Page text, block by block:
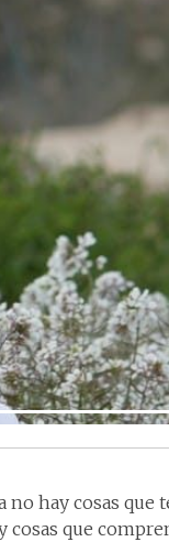
no hay cosas que
cosas que